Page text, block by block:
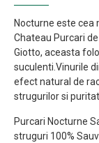
Nocturne este cea
Chateau Purcari
Giotto, aceasta
suculenti.Vinurile
efect natural de
strugurilor si
Purcari Nocturne
struguri 100%